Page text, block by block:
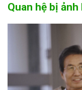
Quan hệ bị